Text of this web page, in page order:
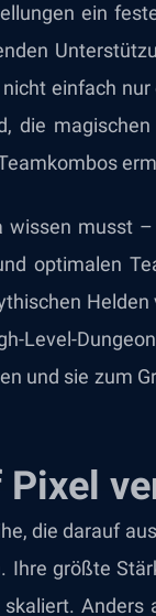
ein
einfach
die
musst
optimalen
Level-
und sie zum
die darauf
Ihre größte
Anders